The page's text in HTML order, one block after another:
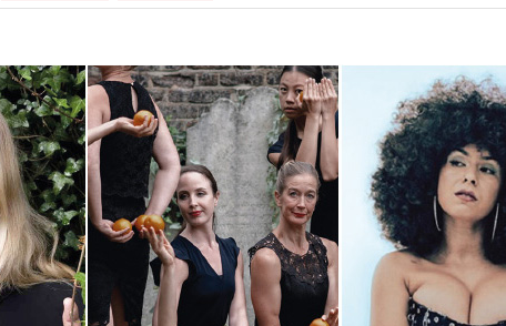
CRÓNICAS/OPINIÃO Napoleão Ribeiro [Crónica] “Pilim-grinos” do
Ana Maria Lages CRÓNICAS/OPINIÃO [Opinião] O efeito Ceuta
CRÓNICAS/OPINIÃO João Ferreira [Opinião] O trabalho de estar
CRÓNICAS/OPINIÃO Diretor [Editorial] “Fazer a Ponte”: 50 anos
ATUALIDADE DESTAQUE Edição 792 – Roteiro para um verão